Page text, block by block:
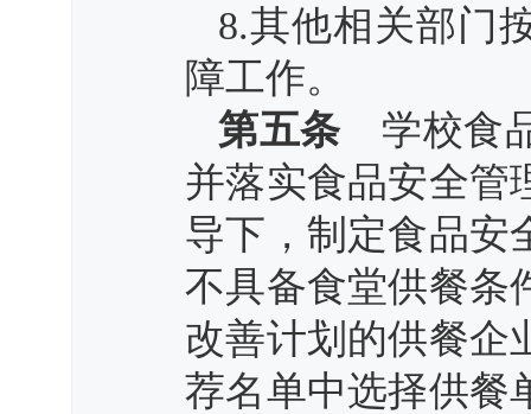
8.其他相关部门
障工作。
第五条学校食品
并落实食品安全管
导下，制定食品安
不具备食堂供餐条
改善计划的供餐企
荐名单中选择供餐